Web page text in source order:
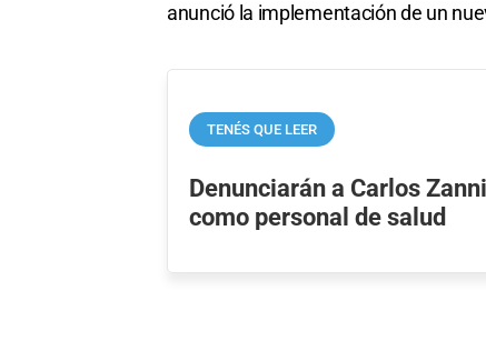
anunció la implementación de un
TENÉS QUE LEER
Denunciarán a Carlos
como personal de salud